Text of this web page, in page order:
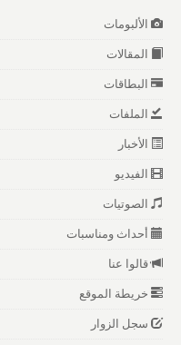
الألبومات
المقالات
البطاقات
الملفات
الأخبار
الفيديو
الصوتيات
أحداث ومناسبات
قالوا عنا
خريطة الموقع
سجل الزوار